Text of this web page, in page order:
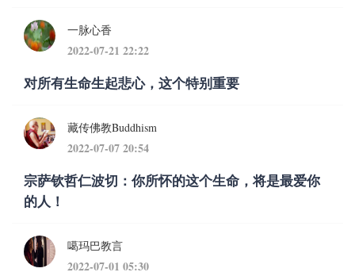
一脉心香
2022-07-21 22:22
对所有生命生起悲心，这个特别重要
藏传佛教Buddhism
2022-07-07 20:54
宗萨钦哲仁波切：你所怀的这个生命，将是最爱你
的人！
噶玛巴教言
2022-07-01 05:30